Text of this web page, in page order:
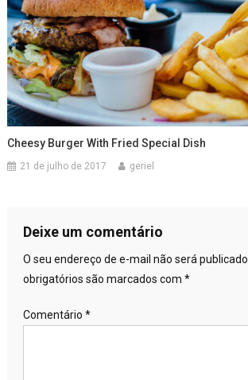
Cheesy Burger With Fried Special Dish
21 de julho de 2017 geriel
Deixe um comentário
O seu endereço de e-mail não será publicado.
obrigatórios são marcados com *
Comentário *